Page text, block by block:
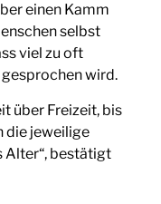
einen Kamm
selbst
viel zu oft
wird.
über Freizeit, bis
die jeweilige
Alter“, bestätigt